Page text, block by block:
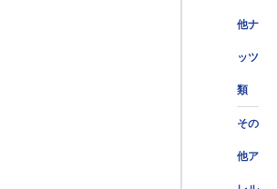
他ナ
ッツ
類
その
他ア